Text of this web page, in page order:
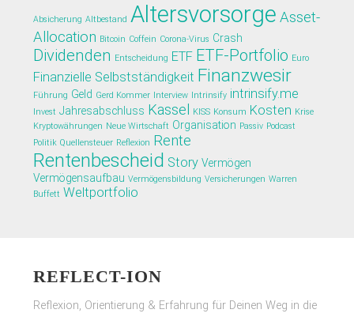
Absicherung Altbestand Altersvorsorge Asset-
Allocation Bitcoin Coffein Corona-Virus Crash
Dividenden Entscheidung ETF ETF-Portfolio Euro
Finanzielle Selbstständigkeit Finanzwesir
Führung Geld Gerd Kommer Interview Intrinsify intrinsify.me
Invest Jahresabschluss Kassel KISS Konsum Kosten Krise
Kryptowährungen Neue Wirtschaft Organisation Passiv Podcast
Politik Quellensteuer Reflexion Rente
Rentenbescheid Story Vermögen
Vermögensaufbau Vermögensbildung Versicherungen Warren
Buffett Weltportfolio
REFLECT-ION
Reflexion, Orientierung & Erfahrung für Deinen Weg in die